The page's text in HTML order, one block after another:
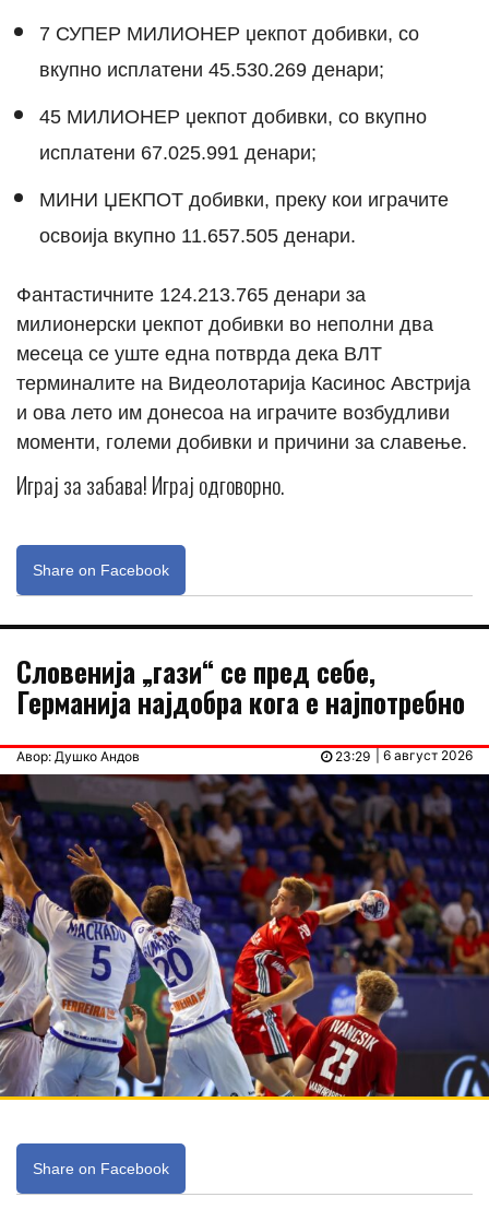
7 СУПЕР МИЛИОНЕР џекпот добивки, со
вкупно исплатени 45.530.269 денари;
45 МИЛИОНЕР џекпот добивки, со вкупно
исплатени 67.025.991 денари;
МИНИ ЏЕКПОТ добивки, преку кои играчите
освоија вкупно 11.657.505 денари.
Фантастичните 124.213.765 денари за
милионерски џекпот добивки во неполни два
месеца се уште една потврда дека ВЛТ
терминалите на Видеолотарија Касинос Австрија
и ова лето им донесоа на играчите возбудливи
моменти, големи добивки и причини за славење.
Играј за забава! Играј одговорно.
Share on Facebook
Словенија „гази“ се пред себе,
Германија најдобра кога е најпотребно
Авор: Душко Андов | 6 август 2026
23:29
Share on Facebook